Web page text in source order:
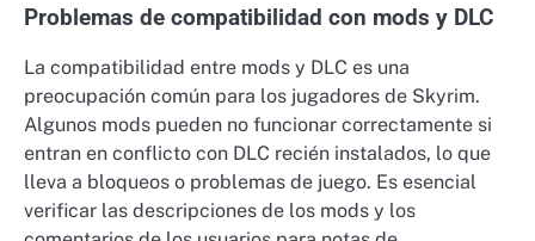
Problemas de compatibilidad con mods y DLC
La compatibilidad entre mods y DLC es una
preocupación común para los jugadores de Skyrim.
Algunos mods pueden no funcionar correctamente si
entran en conflicto con DLC recién instalados, lo que
lleva a bloqueos o problemas de juego. Es esencial
verificar las descripciones de los mods y los